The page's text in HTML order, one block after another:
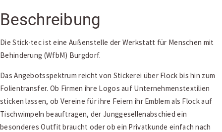
Beschreibung
Die Stick-tec ist eine Außenstelle der Werkstatt für Menschen mit
Behinderung (WfbM) Burgdorf.
Das Angebotsspektrum reicht von Stickerei über Flock bis hin zum
Folientransfer. Ob Firmen ihre Logos auf Unternehmenstextilien
sticken lassen, ob Vereine für ihre Feiern ihr Emblem als Flock auf
Tischwimpeln beauftragen, der Junggesellenabschied ein
besonderes Outfit braucht oder ob ein Privatkunde einfach nach